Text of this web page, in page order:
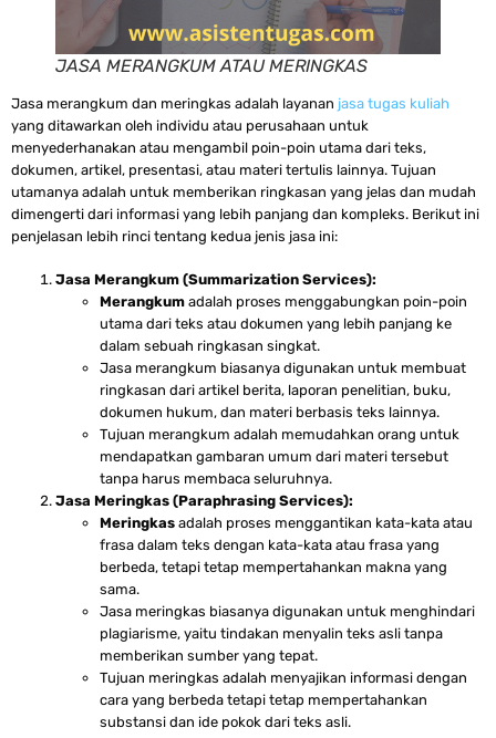
JASA MERANGKUM ATAU MERINGKAS
Jasa merangkum dan meringkas adalah layanan jasa tugas kuliah
yang ditawarkan oleh individu atau perusahaan untuk
menyederhanakan atau mengambil poin-poin utama dari teks,
dokumen, artikel, presentasi, atau materi tertulis lainnya. Tujuan
utamanya adalah untuk memberikan ringkasan yang jelas dan mudah
dimengerti dari informasi yang lebih panjang dan kompleks. Berikut ini
penjelasan lebih rinci tentang kedua jenis jasa ini:
Jasa Merangkum (Summarization Services):
Merangkum adalah proses menggabungkan poin-poin
utama dari teks atau dokumen yang lebih panjang ke
dalam sebuah ringkasan singkat.
Jasa merangkum biasanya digunakan untuk membuat
ringkasan dari artikel berita, laporan penelitian, buku,
dokumen hukum, dan materi berbasis teks lainnya.
Tujuan merangkum adalah memudahkan orang untuk
mendapatkan gambaran umum dari materi tersebut
tanpa harus membaca seluruhnya.
Jasa Meringkas (Paraphrasing Services):
Meringkas adalah proses menggantikan kata-kata atau
frasa dalam teks dengan kata-kata atau frasa yang
berbeda, tetapi tetap mempertahankan makna yang
sama.
Jasa meringkas biasanya digunakan untuk menghindari
plagiarisme, yaitu tindakan menyalin teks asli tanpa
memberikan sumber yang tepat.
Tujuan meringkas adalah menyajikan informasi dengan
cara yang berbeda tetapi tetap mempertahankan
substansi dan ide pokok dari teks asli.